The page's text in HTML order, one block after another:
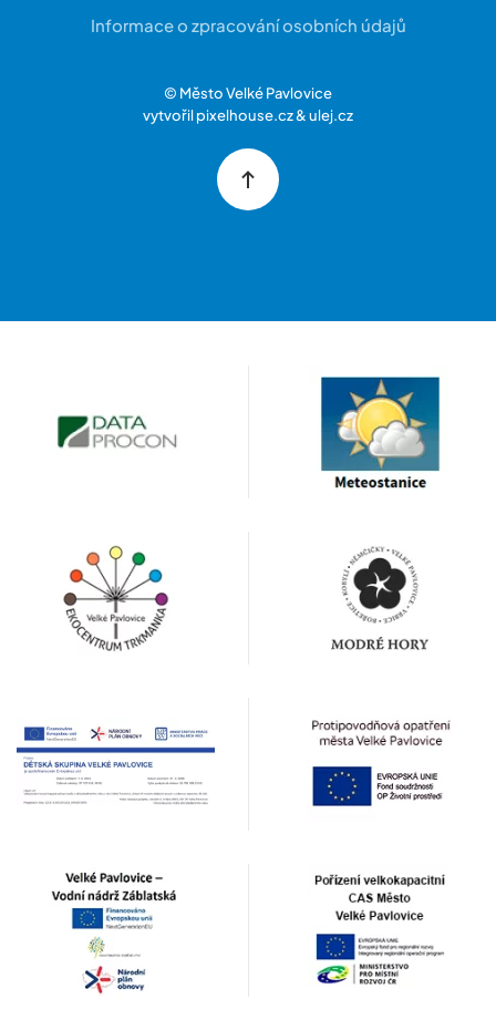
Informace o zpracování osobních údajů
© Město Velké Pavlovice
vytvořilpixelhouse.cz&ulej.cz